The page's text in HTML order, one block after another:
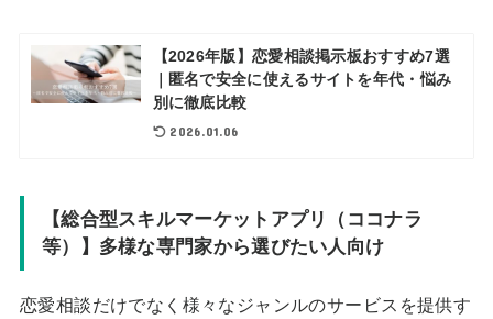
【2026年版】恋愛相談掲示板おすすめ7選
｜匿名で安全に使えるサイトを年代・悩み
別に徹底比較
2026.01.06
【総合型スキルマーケットアプリ（ココナラ
等）】多様な専門家から選びたい人向け
恋愛相談だけでなく様々なジャンルのサービスを提供す